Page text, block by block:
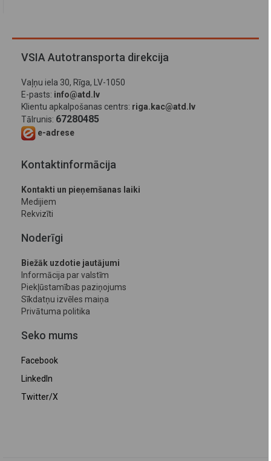
VSIA Autotransporta direkcija
Vaļņu iela 30, Rīga, LV-1050
E-pasts: info@atd.lv
Klientu apkalpošanas centrs: riga.kac@atd.lv
Tālrunis: 67280485
e-adrese
Kontaktinformācija
Kontakti un pieņemšanas laiki
Medijiem
Rekvizīti
Noderīgi
Biežāk uzdotie jautājumi
Informācija par valstīm
Piekļūstamības paziņojums
Sīkdatņu izvēles maiņa
Privātuma politika
Seko mums
Facebook
LinkedIn
Twitter/X